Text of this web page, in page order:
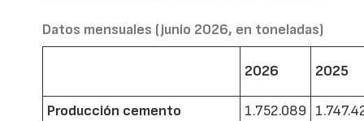
Datos mensuales (junio 2026, en toneladas)
2026 2025
Producción cemento 1.752.089